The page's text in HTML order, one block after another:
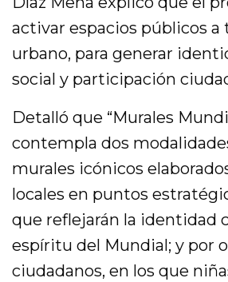
activar espacios públicos a
urbano, para generar
social y participación
Detalló que “Murales
contempla dos
murales icónicos
locales en puntos
que reflejarán la identidad
espíritu del Mundial; y por
ciudadanos, en los que